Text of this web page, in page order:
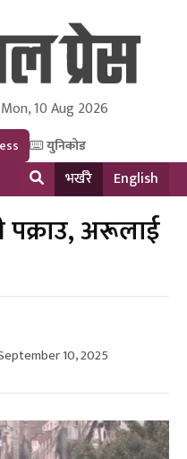
Pvt Ltd.
10 Aug 2026
युनिकोड
भर्खरै English
पक्राउ, अरूलाई
10, 2025